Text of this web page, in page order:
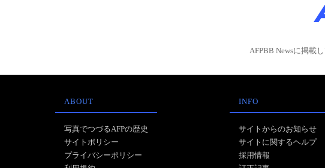
AFPBB Newsに掲載
ABOUT
写真でつづるAFPの歴史
サイトポリシー
プライバシーポリシー
INFO
サイトからのお知らせ
サイトに関するヘルプ
採用情報